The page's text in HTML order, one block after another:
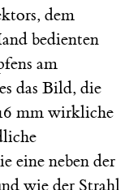
dem
bedienten
am
das Bild, die
mm wirkliche
eine neben der
wie der Strahl